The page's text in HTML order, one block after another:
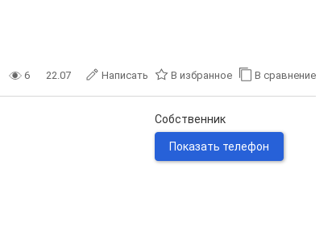
6 22.07 Написать В избранное В сравнение
Собственник
Показать телефон